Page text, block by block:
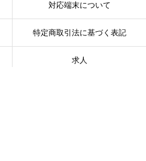
対応端末について
特定商取引法に基づく表記
求人